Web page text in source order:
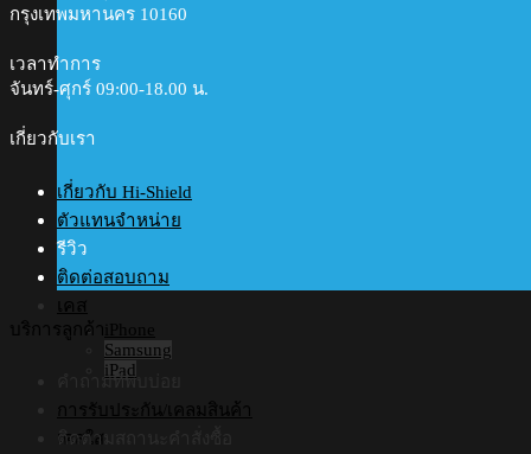
เคส
iPhone
Samsung
iPad
เคสใส
กรุงเทพมหานคร 10160
เวลาทำการ
จันทร์-ศุกร์ 09:00-18.00 น.​
เกี่ยวกับเรา
เกี่ยวกับ Hi-Shield
ตัวแทนจำหน่าย
รีวิว
ติดต่อสอบถาม
บริการลูกค้า
คำถามที่พบบ่อย
การรับประกัน/เคลมสินค้า
ติดตามสถานะคำสั่งซื้อ